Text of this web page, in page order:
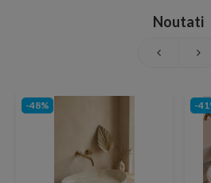
Noutati
-48% -